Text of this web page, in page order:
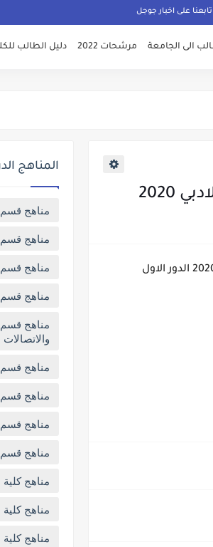
تابعنا على اخبار جوجل
الى الجامعة مرشحات 2022 دليل الطالب
المناهج
مناهج قسم
مناهج قسم
مناهج قسم
مناهج قسم
مناهج قسم
والاتصالات
مناهج
مناهج
مناهج قسم
مناهج
مناهج
مناهج كلية
مناهج